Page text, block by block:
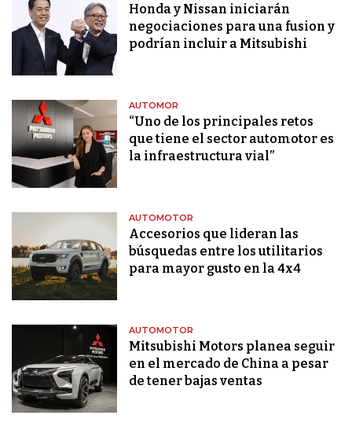
Honda y Nissan iniciarán
negociaciones para una fusion y
podrían incluir a Mitsubishi
AUTOMOR
“Uno de los principales retos
que tiene el sector automotor es
la infraestructura vial”
AUTOMOTOR
Accesorios que lideran las
búsquedas entre los utilitarios
para mayor gusto en la 4x4
AUTOMOTOR
Mitsubishi Motors planea seguir
en el mercado de China a pesar
de tener bajas ventas